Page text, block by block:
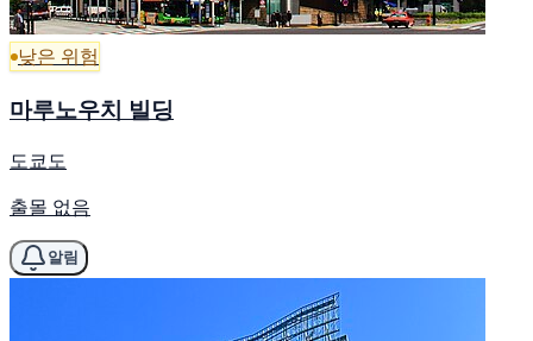
낮은 위험
마루노우치 빌딩
도쿄도
출몰 없음
알림